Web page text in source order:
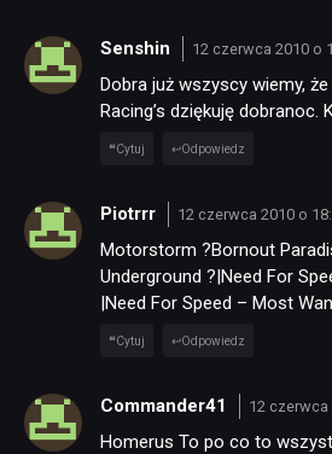
Senshin 12 czerwca 2010 o
Dobra już wszyscy wiemy,
Racing’s dziękuję dobranoc.
Cytuj Odpowiedz
Piotrrr 12 czerwca 2010 o
Motorstorm ?Bornout
Underground ?|Need For
|Need For Speed – Most
Cytuj Odpowiedz
Commander41 12 czerwca
Homerus To po co to